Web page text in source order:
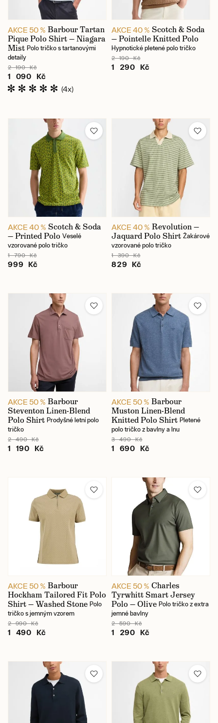
AKCE 50 % Barbour Tartan
Pique Polo Shirt — Niagara
Mist Polo tričko s tartanovými
detaily
2 190 Kč
1 090 Kč
(4x)
AKCE 40 % Scotch & Soda
— Pointelle Knitted Polo
Hypnotické pletené polo tričko
2 190 Kč
1 290 Kč
AKCE 40 % Scotch & Soda
— Printed Polo Veselé
vzorované polo tričko
1 790 Kč
999 Kč
AKCE 40 % Revolution —
Jaquard Polo Shirt Žakárové
vzorované polo tričko
1 390 Kč
829 Kč
AKCE 50 % Barbour
Steventon Linen-Blend
Polo Shirt Prodyšné letní polo
tričko
2 490 Kč
1 190 Kč
AKCE 50 % Barbour
Muston Linen-Blend
Knitted Polo Shirt Pletené
polo tričko z bavlny a lnu
3 490 Kč
1 690 Kč
AKCE 50 % Barbour
Hockham Tailored Fit Polo
Shirt — Washed Stone Polo
tričko s jemným vzorem
2 990 Kč
1 490 Kč
AKCE 50 % Charles
Tyrwhitt Smart Jersey
Polo — Olive Polo tričko z extra
jemné bavlny
2 590 Kč
1 290 Kč